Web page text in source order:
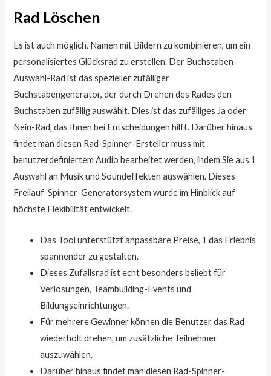
Rad Löschen
Es ist auch möglich, Namen mit Bildern zu kombinieren, um ein
personalisiertes Glücksrad zu erstellen. Der Buchstaben-
Auswahl-Rad ist das spezieller zufälliger
Buchstabengenerator, der durch Drehen des Rades den
Buchstaben zufällig auswählt. Dies ist das zufälliges Ja oder
Nein-Rad, das Ihnen bei Entscheidungen hilft. Darüber hinaus
findet man diesen Rad-Spinner-Ersteller muss mit
benutzerdefiniertem Audio bearbeitet werden, indem Sie aus 1
Auswahl an Musik und Soundeffekten auswählen. Dieses
Freilauf-Spinner-Generatorsystem wurde im Hinblick auf
höchste Flexibilität entwickelt.
Das Tool unterstützt anpassbare Preise, 1 das Erlebnis
spannender zu gestalten.
Dieses Zufallsrad ist echt besonders beliebt für
Verlosungen, Teambuilding-Events und
Bildungseinrichtungen.
Für mehrere Gewinner können die Benutzer das Rad
wiederholt drehen, um zusätzliche Teilnehmer
auszuwählen.
Darüber hinaus findet man diesen Rad-Spinner-